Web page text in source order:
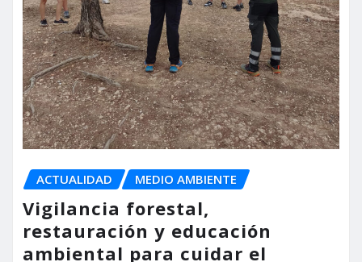
ACTUALIDAD MEDIO AMBIENTE
Vigilancia forestal,
restauración y educación
ambiental para cuidar el